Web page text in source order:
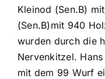
Kleinod (Sen.B)
(Sen.B)mit 940
wurden durch die
Nervenkitzel.
mit dem 99 Wurf